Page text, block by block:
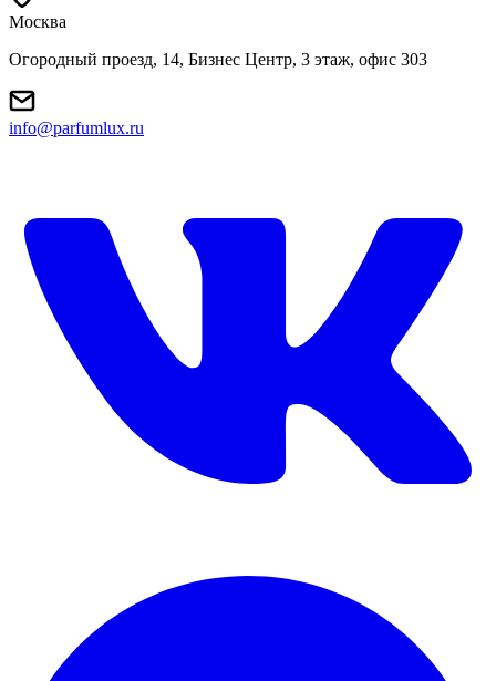
Москва
Огородный проезд, 14, Бизнес Центр, 3 этаж, офис 303
info@parfumlux.ru